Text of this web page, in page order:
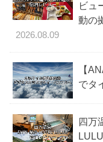
ビュ
動の
2026.08.09
【
でタ
四万